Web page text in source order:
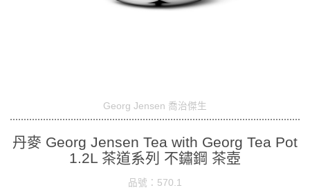
Georg Jensen 喬治傑生
丹麥 Georg Jensen Tea with Georg Tea Pot
1.2L 茶道系列 不鏽鋼 茶壺
品號：570.1